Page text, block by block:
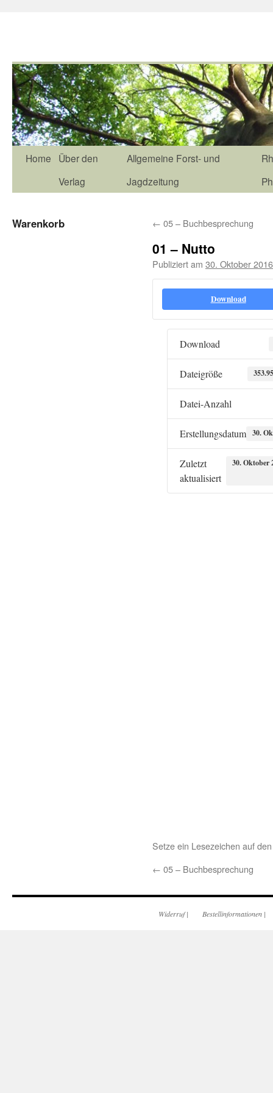
Home
Über den
Verlag
Allgemeine Forst- und
Jagdzeitung
← 05 – Buchbesprechung
01 – Nutto
Publiziert am 30. Oktober 2016
Download
Download
Dateigröße
Datei-Anzahl
Erstellungsdatum 30.
Zuletzt
aktualisiert
30. Oktober
Setze ein Lesezeichen auf
← 05 – Buchbesprechung
Warenkorb
Widerruf| Bestellinformationen |